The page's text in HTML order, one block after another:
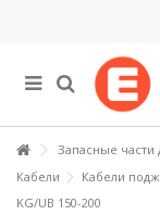
Запасные части
Кабели
Кабели
KG/UB 150-200